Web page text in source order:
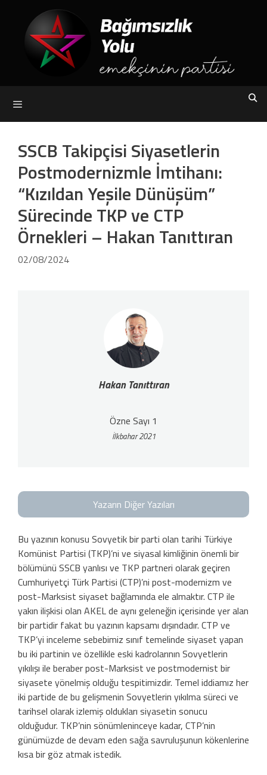
content
SSCB Takipçisi Siyasetlerin
Postmodernizmle İmtihanı:
“Kızıldan Yeşile Dünüşüm”
Sürecinde TKP ve CTP
Örnekleri – Hakan Tanıttıran
02/08/2024
Hakan Tanıttıran
Özne Sayı 1
İlkbahar 2021
Yazarın Diğer Yazıları
Bu yazının konusu Sovyetik bir parti olan tarihi Türkiye
Komünist Partisi (TKP)’ni ve siyasal kimliğinin önemli bir
bölümünü SSCB yanlısı ve TKP partneri olarak geçiren
Cumhuriyetçi Türk Partisi (CTP)’ni post-modernizm ve
post-Marksist siyaset bağlamında ele almaktır. CTP ile
yakın ilişkisi olan AKEL de aynı geleneğin içerisinde yer alan
bir partidir fakat bu yazının kapsamı dışındadır. CTP ve
TKP’yi inceleme sebebimiz sınıf temelinde siyaset yapan
bu iki partinin ve özellikle eski kadrolarının Sovyetlerin
yıkılışı ile beraber post-Marksist ve postmodernist bir
siyasete yönelmiş olduğu tespitimizdir. Temel iddiamız her
iki partide de bu gelişmenin Sovyetlerin yıkılma süreci ve
tarihsel olarak izlemiş oldukları siyasetin sonucu
olduğudur. TKP’nin sönümleninceye kadar, CTP’nin
günümüzde de devam eden sağa savruluşunun kökenlerine
kısa bir göz atmak istedik.